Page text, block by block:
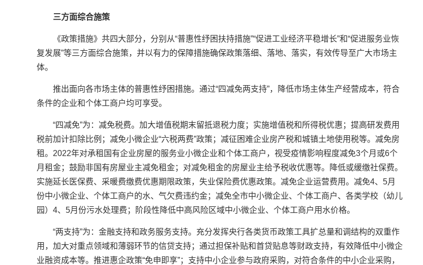
三方面综合施策
《政策措施》共四大部分，分别从“普惠性纾困扶持措施”“促进工业经济平稳增长”和“促进服务业恢
复发展”等三方面综合施策，并以有力的保障措施确保政策落细、落地、落实，有效传导至广大市场主
体。
推出面向各市场主体的普惠性纾困措施。通过“四减免两支持”，降低市场主体生产经营成本，符合
条件的企业和个体工商户均可享受。
“四减免”为：减免税费。加大增值税期末留抵退税力度；实施增值税和所得税优惠；提高研发费用
税前加计扣除比例；减免小微企业“六税两费”政策；减征困难企业房产税和城镇土地使用税等。减免房
租。2022年对承租国有企业房屋的服务业小微企业和个体工商户，视受疫情影响程度减免3个月或6个
月租金；鼓励非国有房屋业主减免租金；对减免租金的房屋业主给予税收优惠等。降低或缓缴社保费。
实施延长医保费、采暖费缴费优惠期限政策，失业保险费优惠政策。减免企业运营费用。减免4、5月
份中小微企业、个体工商户的水、气欠费违约金；减免全市中小微企业、个体工商户、各类学校（幼儿
园）4、5月份污水处理费；阶段性降低中高风险区域中小微企业、个体工商户用水价格。
“两支持”为：金融支持和政务服务支持。充分发挥央行各类货币政策工具扩总量和调结构的双重作
用，加大对重点领域和薄弱环节的信贷支持；通过担保补贴和首贷贴息等财政支持，有效降低中小微企
业融资成本等。推进惠企政策“免申即享”；支持中小企业参与政府采购，对符合条件的中小企业采购，